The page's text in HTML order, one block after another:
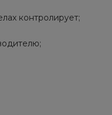
контролирует;